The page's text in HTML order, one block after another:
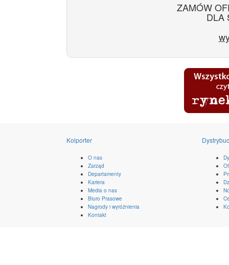
ZAMÓW
DLA
Kolporter
O nas
Zarząd
Departamenty
Kariera
Media o nas
Biuro Prasowe
Nagrody i wyróżnienia
Kontakt